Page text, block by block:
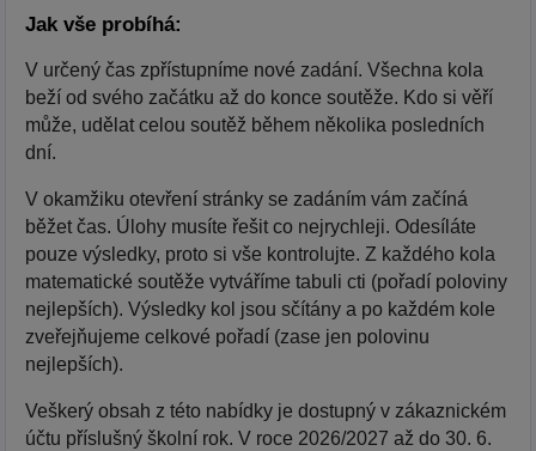
Jak vše probíhá:
V určený čas zpřístupníme nové zadání. Všechna kola
beží od svého začátku až do konce soutěže. Kdo si věří
může, udělat celou soutěž během několika posledních
dní.
V okamžiku otevření stránky se zadáním vám začíná
běžet čas. Úlohy musíte řešit co nejrychleji. Odesíláte
pouze výsledky, proto si vše kontrolujte. Z každého kola
matematické soutěže vytváříme tabuli cti (pořadí poloviny
nejlepších). Výsledky kol jsou sčítány a po každém kole
zveřejňujeme celkové pořadí (zase jen polovinu
nejlepších).
Veškerý obsah z této nabídky je dostupný v zákaznickém
účtu příslušný školní rok. V roce 2026/2027 až do 30. 6.